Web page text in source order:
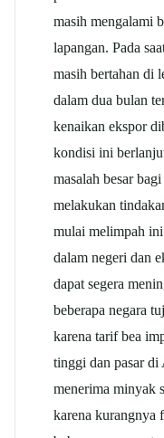
masih mengalami
lapangan. Pada
masih bertahan di
dalam dua bulan
kenaikan ekspor
kondisi ini
masalah besar
melakukan
mulai melimpah
dalam negeri dan
dapat segera
beberapa negara
karena tarif bea
tinggi dan pasar
menerima minyak
karena kurangnya